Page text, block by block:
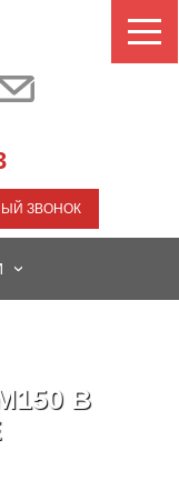
ЗВОНОК
В